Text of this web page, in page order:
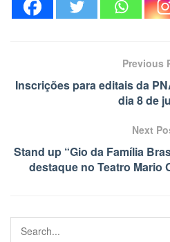
Previous
Inscrições para editais da
dia 8 de
Next
Stand up “Gio da Família
destaque no Teatro Mario